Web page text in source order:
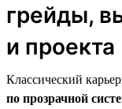
грейды,
и проекта
Классический
по прозрачной